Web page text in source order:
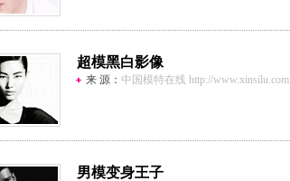
超模黑白影像
来 源： 中国模特在线 http://www.xinsilu.com
男模变身王子